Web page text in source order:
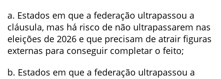
a. Estados em que a federação ultrapassou a
cláusula, mas há risco de não ultrapassarem nas
eleições de 2026 e que precisam de atrair figuras
externas para conseguir completar o feito;
b. Estados em que a federação ultrapassou a